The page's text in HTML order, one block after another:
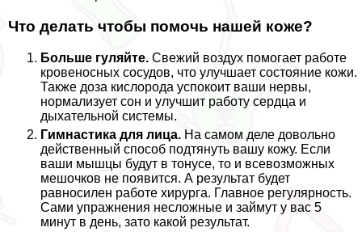
Что делать чтобы помочь нашей коже?
Больше гуляйте. Свежий воздух помогает работе
кровеносных сосудов, что улучшает состояние кожи.
Также доза кислорода успокоит ваши нервы,
нормализует сон и улучшит работу сердца и
дыхательной системы.
Гимнастика для лица. На самом деле довольно
действенный способ подтянуть вашу кожу. Если
ваши мышцы будут в тонусе, то и всевозможных
мешочков не появится. А результат будет
равносилен работе хирурга. Главное регулярность.
Сами упражнения несложные и займут у вас 5
минут в день, зато какой результат.